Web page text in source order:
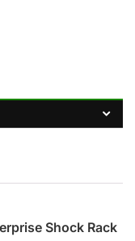
Shock Rack